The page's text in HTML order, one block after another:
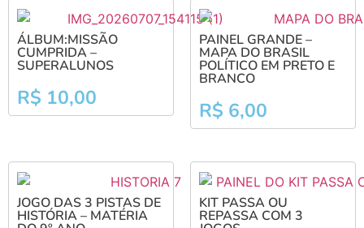
ÁLBUM:MISSÃO
CUMPRIDA –
SUPERALUNOS
R$ 10,00
PAINEL GRANDE –
MAPA DO BRASIL
POLÍTICO EM PRETO E
BRANCO
R$ 6,00
JOGO DAS 3 PISTAS DE
HISTÓRIA – MATÉRIA
KIT PASSA OU
REPASSA COM 3